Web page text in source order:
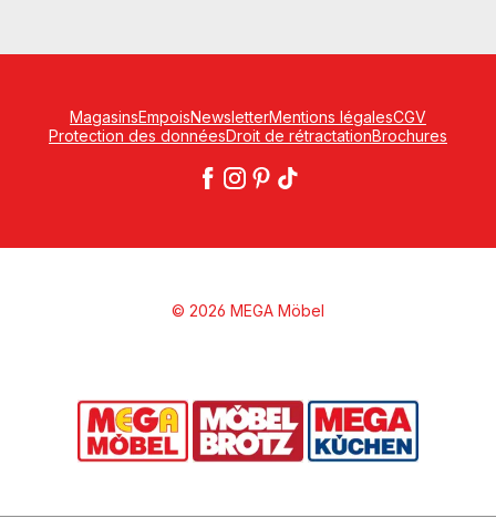
MagasinsEmpoisNewsletterMentions légalesCGV
Protection des donnéesDroit de rétractationBrochures
© 2026 MEGA Möbel